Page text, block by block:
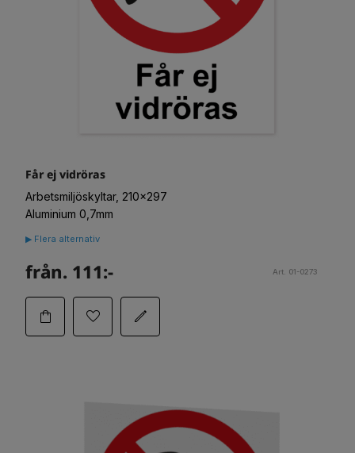
Får ej vidröras
Arbetsmiljöskyltar, 210x297
Aluminium 0,7mm
▶ Flera alternativ
från. 111:- Art. 01-0273